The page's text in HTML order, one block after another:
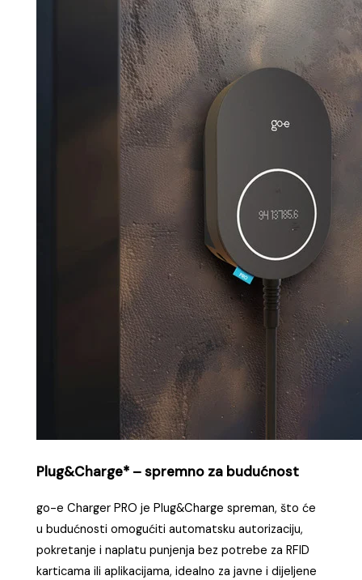
Plug&Charge* – spremno za budućnost
go-e Charger PRO je Plug&Charge spreman, što će
u budućnosti omogućiti automatsku autorizaciju,
pokretanje i naplatu punjenja bez potrebe za RFID
karticama ili aplikacijama, idealno za javne i dijeljene